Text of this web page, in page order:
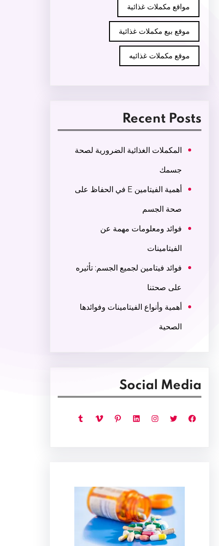
مواقع مكملات غذائية
موقع بيع مكملات غذائية
موقع مكملات غذائيه
Recent Posts
المكملات الغذائية الضرورية لصحة
جسمك
أهمية الفيتامين E في الحفاظ على
صحة الجسم
فوائد ومعلومات مهمة عن
الفيتامينات
فوائد فيتامين لجميع الجسم: تأثيره
على صحتنا
أهمية وأنواع الفيتامينات وفوائدها
الصحية
Social Media
فيسبوك تويتر إنستجرام لينكد إن بينتريست فيميو تمبلر